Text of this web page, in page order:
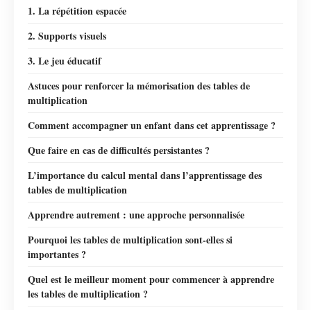
1. La répétition espacée
2. Supports visuels
3. Le jeu éducatif
Astuces pour renforcer la mémorisation des tables de
multiplication
Comment accompagner un enfant dans cet apprentissage ?
Que faire en cas de difficultés persistantes ?
L’importance du calcul mental dans l’apprentissage des
tables de multiplication
Apprendre autrement : une approche personnalisée
Pourquoi les tables de multiplication sont-elles si
importantes ?
Quel est le meilleur moment pour commencer à apprendre
les tables de multiplication ?